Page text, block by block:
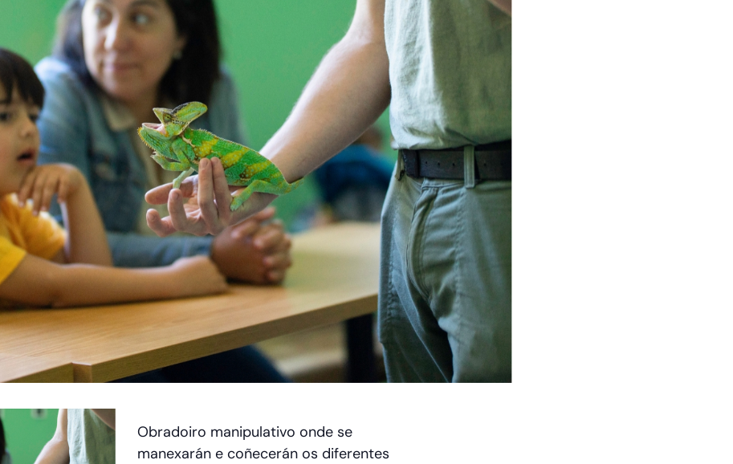
Obradoiro manipulativo onde se
manexarán e coñecerán os diferentes